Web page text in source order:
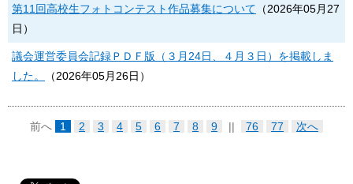
第11回高校生フォトコンテスト作品募集について （2026年05月27
日 ）
議会運営委員会記録ＰＤＦ版（３月24日、４月３日）を掲載しま
した。
（2026年05月26日 ）
前へ 1 2 3 4 5 6 7 8 9 || 76 77 次へ